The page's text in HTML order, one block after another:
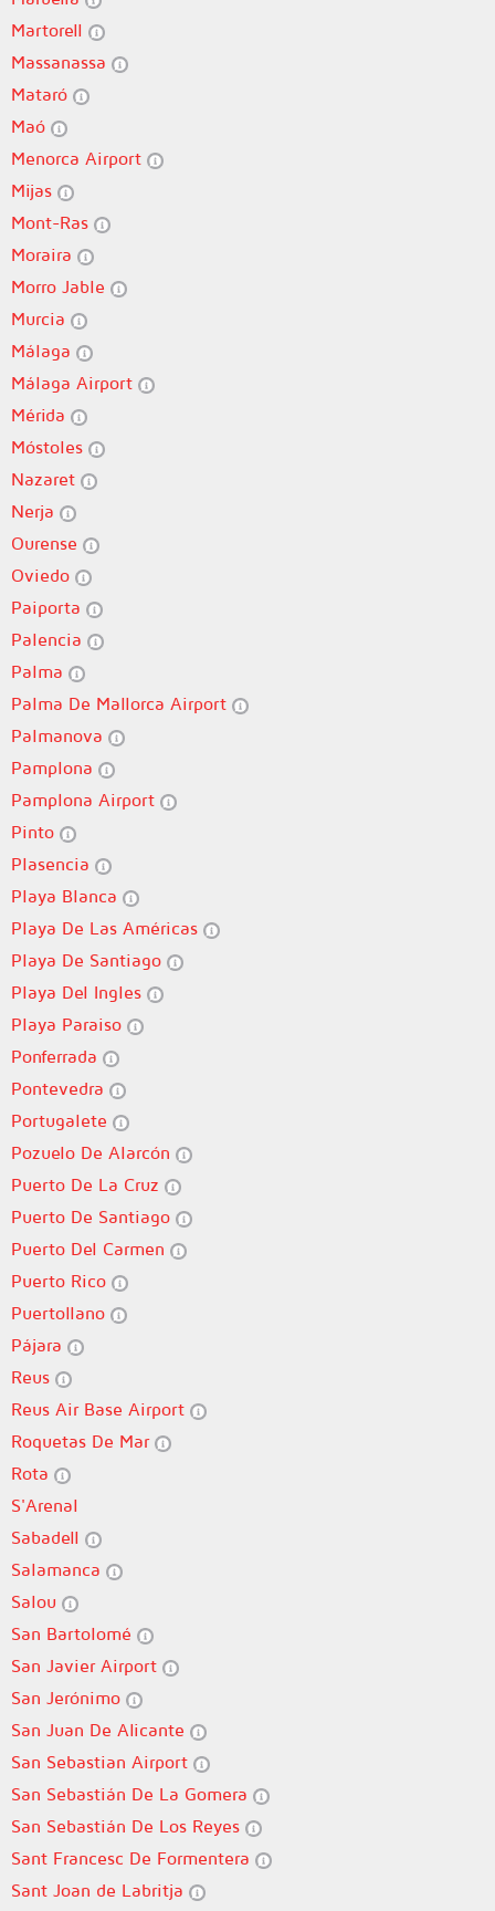
Martorell
Massanassa
Mataró
Maó
Menorca Airport
Mijas
Mont-Ras
Moraira
Morro Jable
Murcia
Málaga
Málaga Airport
Mérida
Móstoles
Nazaret
Nerja
Ourense
Oviedo
Paiporta
Palencia
Palma
Palma De Mallorca Airport
Palmanova
Pamplona
Pamplona Airport
Pinto
Plasencia
Playa Blanca
Playa De Las Américas
Playa De Santiago
Playa Del Ingles
Playa Paraiso
Ponferrada
Pontevedra
Portugalete
Pozuelo De Alarcón
Puerto De La Cruz
Puerto De Santiago
Puerto Del Carmen
Puerto Rico
Puertollano
Pájara
Reus
Reus Air Base Airport
Roquetas De Mar
Rota
S'Arenal
Sabadell
Salamanca
Salou
San Bartolomé
San Javier Airport
San Jerónimo
San Juan De Alicante
San Sebastian Airport
San Sebastián De La Gomera
San Sebastián De Los Reyes
Sant Francesc De Formentera
Sant Joan de Labritja